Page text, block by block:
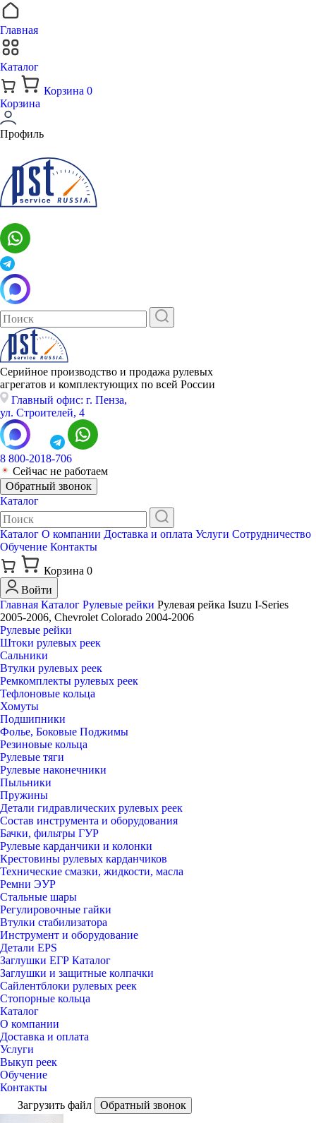
Главная
Каталог
Корзина 0
Корзина
Профиль
Серийное производство и продажа рулевых
агрегатов и комплектующих по всей России
Главный офис: г. Пенза,
ул. Строителей, 4
8 800-2018-706
Сейчас не работаем
Обратный звонок
Каталог
Каталог О компании Доставка и оплата Услуги Сотрудничество
Обучение Контакты
Корзина 0
Войти
Главная Каталог Рулевые рейки Рулевая рейка Isuzu I-Series
2005-2006, Chevrolet Colorado 2004-2006
Рулевые рейки
Штоки рулевых реек
Сальники
Втулки рулевых реек
Ремкомплекты рулевых реек
Тефлоновые кольца
Хомуты
Подшипники
Фолье, Боковые Поджимы
Резиновые кольца
Рулевые тяги
Рулевые наконечники
Пыльники
Пружины
Детали гидравлических рулевых реек
Состав инструмента и оборудования
Бачки, фильтры ГУР
Рулевые карданчики и колонки
Крестовины рулевых карданчиков
Технические смазки, жидкости, масла
Ремни ЭУР
Стальные шары
Регулировочные гайки
Втулки стабилизатора
Инструмент и оборудование
Детали EPS
Заглушки ЕГР Каталог
Заглушки и защитные колпачки
Сайлентблоки рулевых реек
Стопорные кольца
Каталог
О компании
Доставка и оплата
Услуги
Выкуп реек
Обучение
Контакты
Загрузить файл
Обратный звонок